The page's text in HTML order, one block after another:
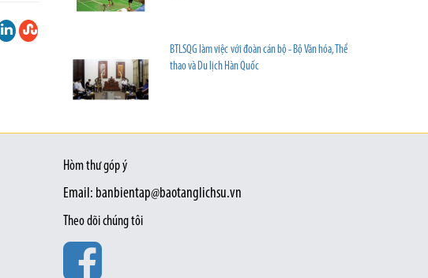
BTLSQG làm việc với đoàn cán bộ - Bộ Văn hóa, Thể
thao và Du lịch Hàn Quốc
Hòm thư góp ý
Email: banbientap@baotanglichsu.vn
Theo dõi chúng tôi